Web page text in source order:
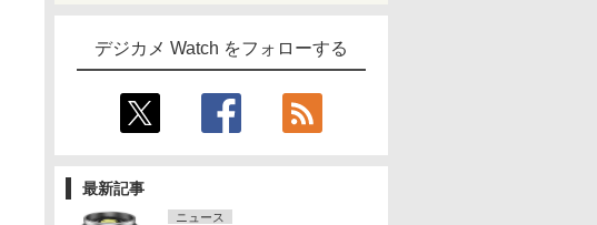
デジカメ Watch をフォローする
最新記事
ニュース